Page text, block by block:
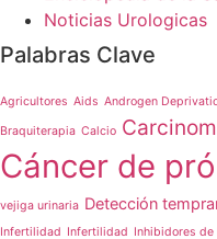
Noticias Urologicas
Palabras Clave
Agricultores Aids Androgen
Braquiterapia Calcio
Cáncer de
vejiga urinaria Detección
Infertilidad Infertilidad Inhibidores